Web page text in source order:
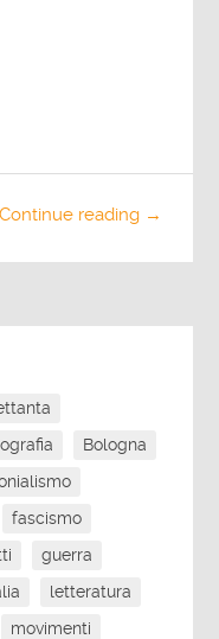
Continue reading →
Bologna
fascismo
guerra
letteratura
movimenti